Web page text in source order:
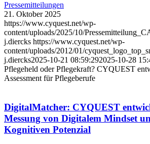
Pressemitteilungen
21. Oktober 2025
https://www.cyquest.net/wp-
content/uploads/2025/10/
j.diercks https://www.cyquest.net/wp-
content/uploads/2012/01/
j.diercks2025-10-21 08:59:292025-10-28
Pflegeheld oder Pflegekraft? CYQUEST
Assessment für Pflegeberufe
DigitalMatcher: CYQUEST
Messung von Digitalem Mindset
Kognitiven Potenzial